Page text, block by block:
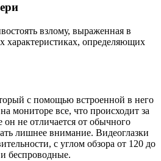
взлому, выраженная в
характеристиках, определяющих
с помощью встроенной в него
мониторе все, что происходит за
не отличается от обычного
лишнее внимание. Видеоглазки
с углом обзора от 120 до
беспроводные.